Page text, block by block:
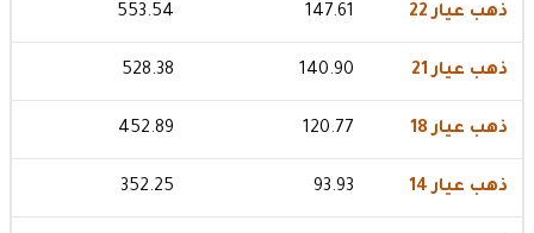
ذهب عيار 22 147.61
553.54
ذهب عيار 21 140.90
528.38
ذهب عيار 18 120.77
452.89
ذهب عيار 14 93.93
352.25